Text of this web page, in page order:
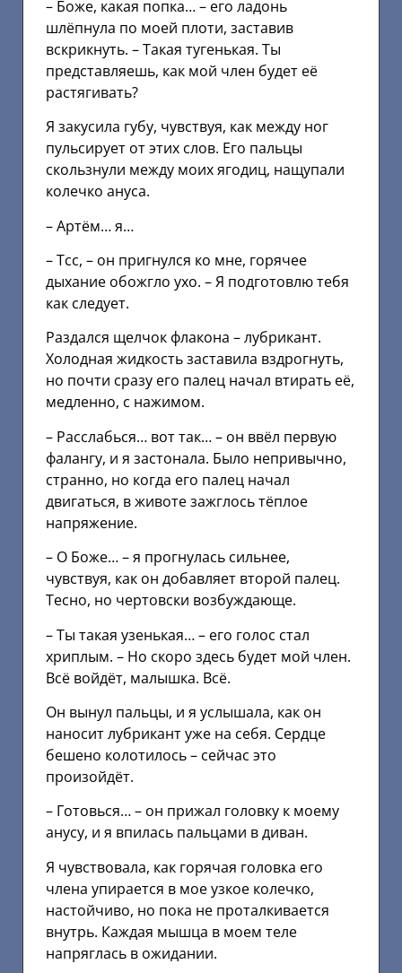
– Боже, какая попка… – его ладонь
шлёпнула по моей плоти, заставив
вскрикнуть. – Такая тугенькая. Ты
представляешь, как мой член будет её
растягивать?
Я закусила губу, чувствуя, как между ног
пульсирует от этих слов. Его пальцы
скользнули между моих ягодиц, нащупали
колечко ануса.
– Артём… я…
– Тсс, – он пригнулся ко мне, горячее
дыхание обожгло ухо. – Я подготовлю тебя
как следует.
Раздался щелчок флакона – лубрикант.
Холодная жидкость заставила вздрогнуть,
но почти сразу его палец начал втирать её,
медленно, с нажимом.
– Расслабься… вот так… – он ввёл первую
фалангу, и я застонала. Было непривычно,
странно, но когда его палец начал
двигаться, в животе зажглось тёплое
напряжение.
– О Боже… – я прогнулась сильнее,
чувствуя, как он добавляет второй палец.
Тесно, но чертовски возбуждающе.
– Ты такая узенькая… – его голос стал
хриплым. – Но скоро здесь будет мой член.
Всё войдёт, малышка. Всё.
Он вынул пальцы, и я услышала, как он
наносит лубрикант уже на себя. Сердце
бешено колотилось – сейчас это
произойдёт.
– Готовься… – он прижал головку к моему
анусу, и я впилась пальцами в диван.
Я чувствовала, как горячая головка его
члена упирается в мое узкое колечко,
настойчиво, но пока не проталкивается
внутрь. Каждая мышца в моем теле
напряглась в ожидании.